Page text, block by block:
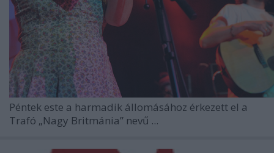
Péntek este a harmadik állomásához érkezett el a
Trafó „Nagy Britmánia” nevű ...